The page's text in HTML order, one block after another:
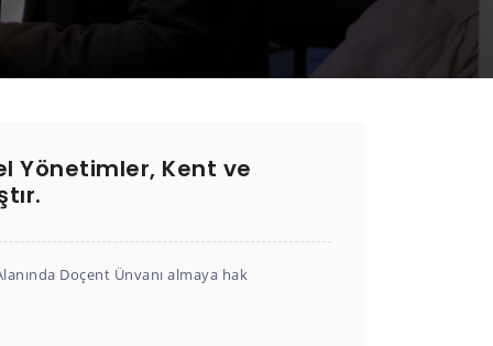
Yönetimler, Kent ve
Doçent Ünvanı almaya hak